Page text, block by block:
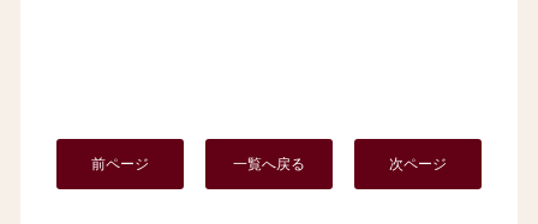
前ページ 一覧へ戻る 次ページ